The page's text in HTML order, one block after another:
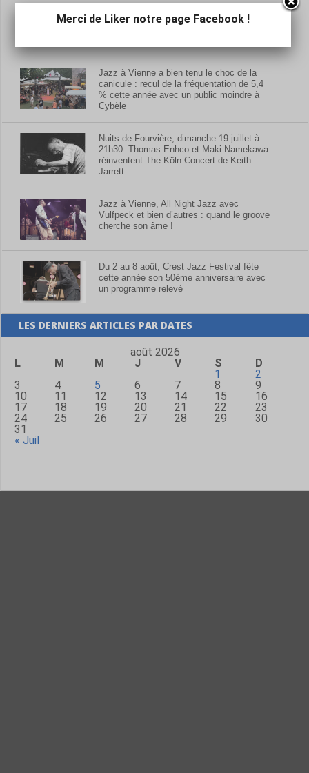
monde à Mâcon jusqu’à samedi
Jazz à Vienne a bien tenu le choc de la
canicule : recul de la fréquentation de 5,4
% cette année avec un public moindre à
Cybèle
Nuits de Fourvière, dimanche 19 juillet à
21h30: Thomas Enhco et Maki Namekawa
réinventent The Köln Concert de Keith
Jarrett
Jazz à Vienne, All Night Jazz avec
Vulfpeck et bien d’autres : quand le groove
cherche son âme !
Du 2 au 8 août, Crest Jazz Festival fête
cette année son 50ème anniversaire avec
un programme relevé
LES DERNIERS ARTICLES PAR DATES
août 2026
L
M M J V S
D
1
2
3
4 5 6 7 8
9
10
11 12 13 14 15
16
17
18 19 20 21 22
23
24
25 26 27 28 29
30
31
« Juil
Merci de Liker notre page Facebook !